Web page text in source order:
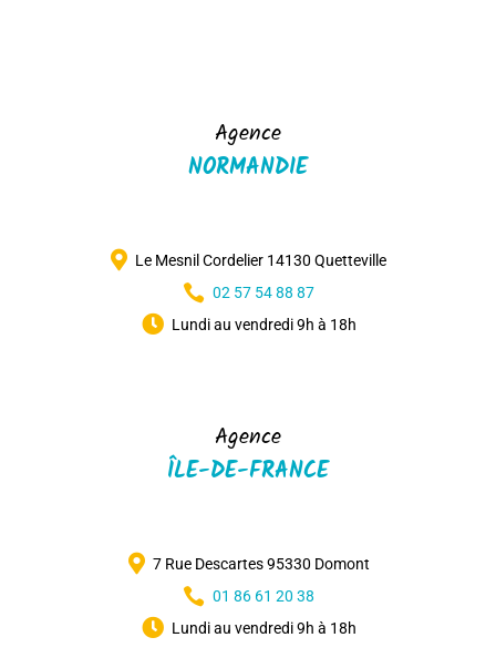
Agence
NORMANDIE
 Le Mesnil Cordelier 14130 Quetteville
 02 57 54 88 87
 Lundi au vendredi 9h à 18h
Agence
ÎLE-DE-FRANCE
 7 Rue Descartes 95330 Domont
 01 86 61 20 38
 Lundi au vendredi 9h à 18h